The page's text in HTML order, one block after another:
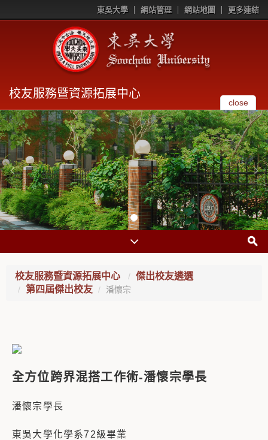
東吳大學 網站管理 網站地圖 更多連結
校友服務暨資源拓展中心
close
校友服務暨資源拓展中心
傑出校友遴選
第四屆傑出校友
潘懷宗
全方位跨界混搭工作術-潘懷宗學長
潘懷宗學長
東吳大學化學系72級畢業